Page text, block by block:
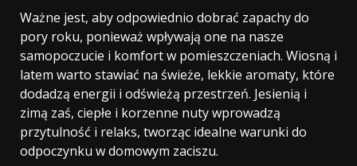
Ważne jest, aby odpowiednio dobrać zapachy do
pory roku, ponieważ wpływają one na nasze
samopoczucie i komfort w pomieszczeniach. Wiosną i
latem warto stawiać na świeże, lekkie aromaty, które
dodadzą energii i odświeżą przestrzeń. Jesienią i
zimą zaś, ciepłe i korzenne nuty wprowadzą
przytulność i relaks, tworząc idealne warunki do
odpoczynku w domowym zaciszu.